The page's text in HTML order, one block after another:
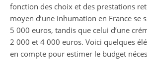
fonction des choix et des prestations
moyen d’une inhumation en France se
5 000 euros, tandis que celui d’une
2 000 et 4 000 euros. Voici quelques
en compte pour estimer le budget